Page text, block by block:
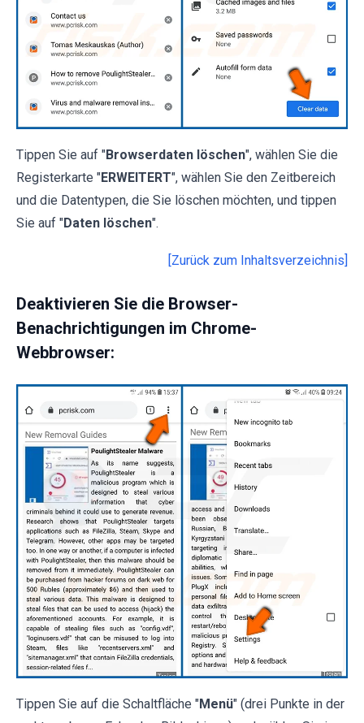
Tippen Sie auf "Browserdaten löschen", wählen Sie die
Registerkarte "ERWEITERT", wählen Sie den Zeitbereich
und die Datentypen, die Sie löschen möchten, und tippen
Sie auf "Daten löschen".
[Zurück zum Inhaltsverzeichnis]
Deaktivieren Sie die Browser-
Benachrichtigungen im Chrome-
Webbrowser:
Tippen Sie auf die Schaltfläche "Menü" (drei Punkte in der